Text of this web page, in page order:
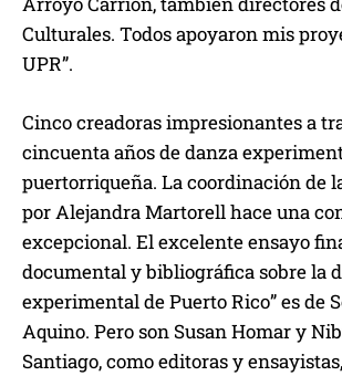
Culturales. Todos apoyaron mis
UPR”.
Cinco creadoras impresionantes a
cincuenta años de danza
puertorriqueña. La coordinación de
por Alejandra Martorell hace una
excepcional. El excelente ensayo
documental y bibliográfica sobre la
experimental de Puerto Rico” es de
Aquino. Pero son Susan Homar y
Santiago, como editoras y